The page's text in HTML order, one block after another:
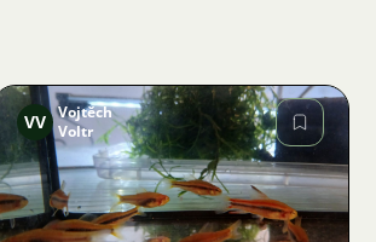
Obrázok
VV Vojtěch
Voltr